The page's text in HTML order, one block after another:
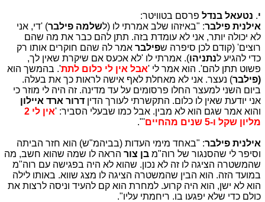
י. נטעאל בנדל פרסם בטוויטר:
אילנית פילבר: "באיזהו שלב אמרתי לו (לשלמה פילבר) 'די, אני
לא יכולה יותר, אני לא עומדת בזה. תתן להם כבר את מה שהם
רוצים' (קודם לכן סיפרה שפילבר אמר לה שהם חוקרים אותו רק
כדי להגיע לנתניהו). אמרתי לו 'לא אכעס אם שיקרת שאין לך,
פשוט תתן להם'. הוא אמר לי 'אבל אין לי כלום לתת'. בהמשך הוא
(פילבר) נעצר. אני לא מאחלת לאף אישה לראות כך את בעלה.
ביום השני למעצר החלו פרסומים על עד מדינה. זה היה לי מוזר כי
אני יודעת שאין לו כלום. התקשרתי לעורך הדין דרור ארד איילון
והוא אמר שגם הוא לא מבין. אבל כמו שבעלי הסביר: '
אין לי 2
מליון שקל ו-5 שנים מהחיים
'".
אילנית פילבר: "באחד מימי העדות (בביהמ"ש) הוא חזר הביתה
וסיפר לי שהסנגור של רוה"מ בן צור הראה לו שמה שהוא חשב, מה
שהמשטרה הציגה לו זה לא נכון. שהוא לא היה בפגישה עם רוה"מ
במועד הזה. הוא הבין שהמשטרה הציגה לו מצג שווא. באותו לילה
הוא לא ישן, הוא היה קרוע. למחרת הוא קם להעיד וניסה לרצות את
כולם כדי שלא יפגעו בו. ריחמתי עליו".